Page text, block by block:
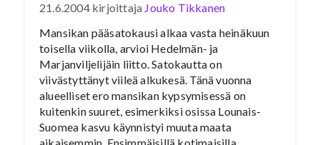
21.6.2004 kirjoittaja Jouko Tikkanen
Mansikan pääsatokausi alkaa vasta heinäkuun
toisella viikolla, arvioi Hedelmän- ja
Marjanviljelijäin liitto. Satokautta on
viivästyttänyt viileä alkukesä. Tänä vuonna
alueelliset ero mansikan kypsymisessä on
kuitenkin suuret, esimerkiksi osissa Lounais-
Suomea kasvu käynnistyi muuta maata